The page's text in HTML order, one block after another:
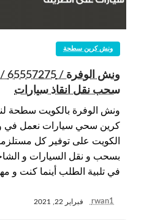
ونش كرين سطحة
سحب نقل انقاذ سيارات
ونش الوفرة بالكويت سطحة
كرين سحي سيارات نعمل في
الكويت على توفير كل
بسحب و نقل السيارات و
في تلبية الطلب أينما كنت و
rwan1 فبراير 22, 2021